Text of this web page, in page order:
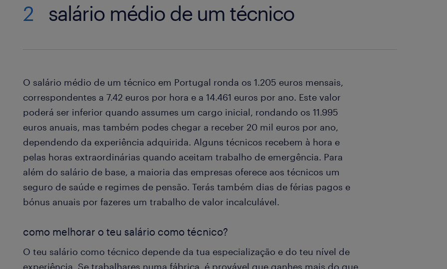
2 salário médio de um técnico
O salário médio de um técnico em Portugal ronda os 1.205 euros mensais,
correspondentes a 7.42 euros por hora e a 14.461 euros por ano. Este valor
poderá ser inferior quando assumes um cargo inicial, rondando os 11.995
euros anuais, mas também podes chegar a receber 20 mil euros por ano,
dependendo da experiência adquirida. Alguns técnicos recebem à hora e
pelas horas extraordinárias quando aceitam trabalho de emergência. Para
além do salário de base, a maioria das empresas oferece aos técnicos um
seguro de saúde e regimes de pensão. Terás também dias de férias pagos e
bónus anuais por fazeres um trabalho de valor incalculável.
como melhorar o teu salário como técnico?
O teu salário como técnico depende da tua especialização e do teu nível de
experiência. Se trabalhares numa fábrica, é provável que ganhes mais do que